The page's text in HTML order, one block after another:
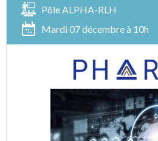
Pôle ALPHA-RLH
Mardi 07 décembre à 10h